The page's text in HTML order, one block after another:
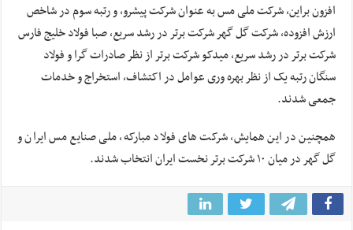
افزون براین، شرکت ملی مس به عنوان شرکت پیشرو، و رتبه سوم در شاخص
ارزش افزوده، شرکت گل گهر شرکت برتر در رشد سریع، صبا فولاد خلیج فارس
شرکت برتر در رشد سریع، میدکو شرکت برتر از نظر صادرات گرا و فولاد
سنگان رتبه یک از نظر بهره وری عوامل در اکتشاف، استخراج و خدمات
جمعی شدند.
همچنین در این همایش، شرکت های فولاد مبارکه، ملی صنایع مس ایران و
گل گهر در میان ۱۰ شرکت برتر نخست ایران انتخاب شدند.